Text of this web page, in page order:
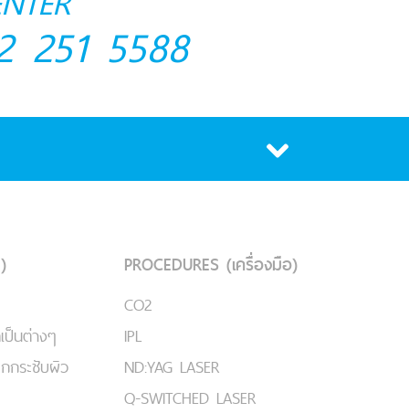
251 5588
นต่างๆ
ระชับผิว
PROCEDURES (เครื่องมือ)
CO2
IPL
ND:YAG LASER
Q-SWITCHED LASER